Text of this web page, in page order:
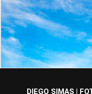
DIEGO SIMAS |